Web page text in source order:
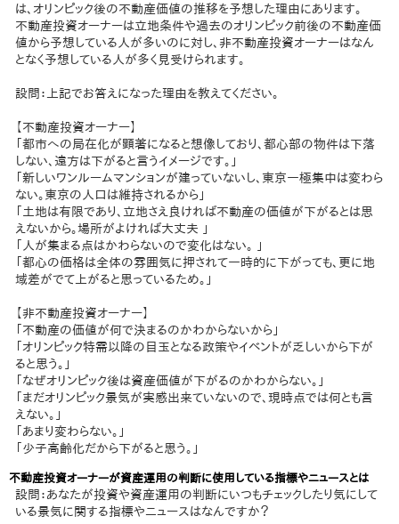
は、オリンピック後の不動産価値の推移を予想した理由にあります。
不動産投資オーナーは立地条件や過去のオリンピック前後の不動産価
値から予想している人が多いのに対し、非不動産投資オーナーはなん
となく予想している人が多く見受けられます。
設問：上記でお答えになった理由を教えてください。
【不動産投資オーナー】
「都市への局在化が顕著になると想像しており、都心部の物件は下落
しない、遠方は下がると言うイメージです。」
「新しいワンルームマンションが建っていないし、東京一極集中は変わら
ない。東京の人口は維持されるから」
「土地は有限であり、立地さえ良ければ不動産の価値が下がるとは思
えないから。場所がよければ大丈夫 」
「人が集まる点はかわらないので変化はない。 」
「都心の価格は全体の雰囲気に押されて一時的に下がっても、更に地
域差がでて上がると思っているため。」
【非不動産投資オーナー】
「不動産の価値が何で決まるのかわからないから」
「オリンピック特需以降の目玉となる政策やイベントが乏しいから下が
ると思う。」
「なぜオリンピック後は資産価値が下がるのかわからない。」
「まだオリンピック景気が実感出来ていないので、現時点では何とも言
えない。」
「あまり変わらない。」
「少子高齢化だから下がると思う。」
不動産投資オーナーが資産運用の判断に使用している指標やニュースとは
設問：あなたが投資や資産運用の判断にいつもチェックしたり気にして
いる景気に関する指標やニュースはなんですか？